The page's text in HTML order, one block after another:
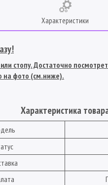
Характеристики
стопу. Достаточно
на фото (см.ниже).
Характеристика